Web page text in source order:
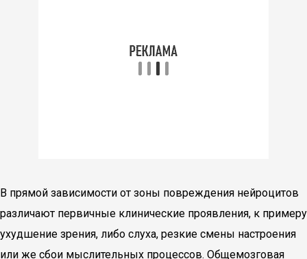
В прямой зависимости от зоны повреждения нейроцитов
различают первичные клинические проявления, к примеру
ухудшение зрения, либо слуха, резкие смены настроения
или же сбои мыслительных процессов. Общемозговая